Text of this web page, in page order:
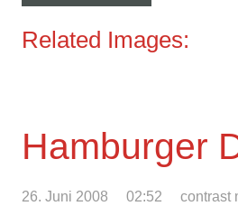
Related Images:
Hamburger
26. Juni 2008 02:52
contrast